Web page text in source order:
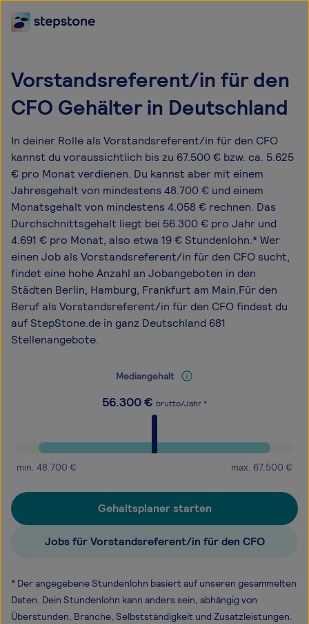
Vorstandsreferent/in für den
CFO Gehälter in Deutschland
In deiner Rolle als Vorstandsreferent/in für den CFO
kannst du voraussichtlich bis zu 67.500 € bzw. ca. 5.625
€ pro Monat verdienen. Du kannst aber mit einem
Jahresgehalt von mindestens 48.700 € und einem
Monatsgehalt von mindestens 4.058 € rechnen. Das
Durchschnittsgehalt liegt bei 56.300 € pro Jahr und
4.691 € pro Monat, also etwa 19 € Stundenlohn.* Wer
einen Job als Vorstandsreferent/in für den CFO sucht,
findet eine hohe Anzahl an Jobangeboten in den
Städten Berlin, Hamburg, Frankfurt am Main.Für den
Beruf als Vorstandsreferent/in für den CFO findest du
auf StepStone.de in ganz Deutschland 681
Stellenangebote.
Mediangehalt
56.300€ brutto/Jahr *
min. 48.700 € max. 67.500 €
Gehaltsplaner starten
Jobs für Vorstandsreferent/in für den CFO
* Der angegebene Stundenlohn basiert auf unseren gesammelten
Daten. Dein Stundenlohn kann anders sein, abhängig von
Überstunden, Branche, Selbstständigkeit und Zusatzleistungen.